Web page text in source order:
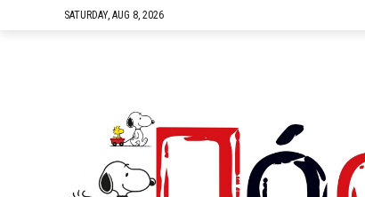
SATURDAY, AUG 8, 2026